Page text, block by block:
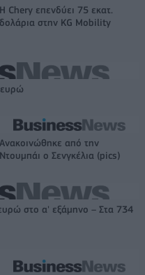
Η Chery επενδύει 75 εκατ.
δολάρια στην KG Mobility
Ανακοινώθηκε από την
Ντουμπάι ο Σενγκέλια (pics)
στο α' εξάμηνο – Στα 734